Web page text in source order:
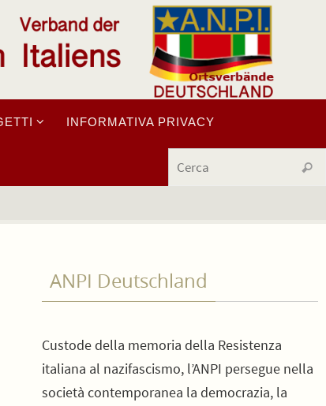
INFORMATIVA PRIVACY
Cerca
ANPI Deutschland
Custode della memoria della Resistenza
italiana al nazifascismo, l’ANPI persegue nella
società contemporanea la democrazia, la